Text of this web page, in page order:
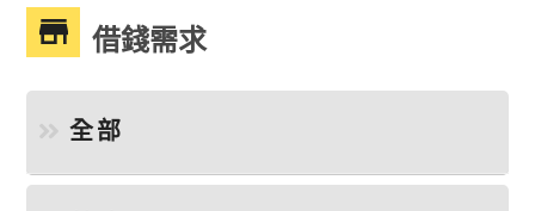
借錢需求
全部